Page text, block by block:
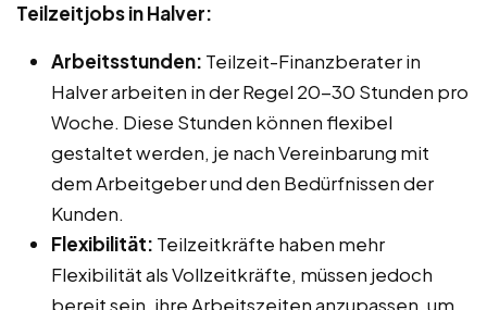
Teilzeitjobs in Halver:
Arbeitsstunden: Teilzeit-Finanzberater in
Halver arbeiten in der Regel 20-30 Stunden pro
Woche. Diese Stunden können flexibel
gestaltet werden, je nach Vereinbarung mit
dem Arbeitgeber und den Bedürfnissen der
Kunden.
Flexibilität: Teilzeitkräfte haben mehr
Flexibilität als Vollzeitkräfte, müssen jedoch
bereit sein, ihre Arbeitszeiten anzupassen, um